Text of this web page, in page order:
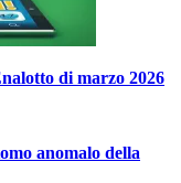
di marzo 2026
anomalo della